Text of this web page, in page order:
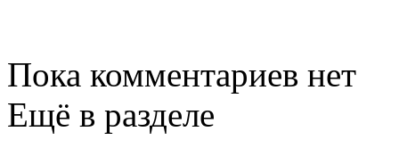
Пока комментариев нет
Ещё в разделе